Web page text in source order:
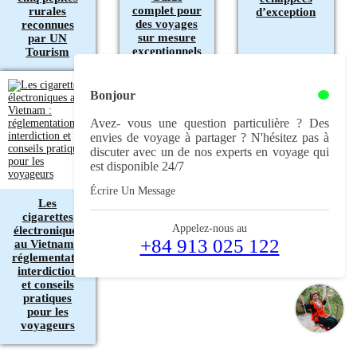
rurales
reconnues
par UN
Tourism
complet pour
des voyages
sur mesure
exceptionnels
d’exception
Les
cigarettes
électroniques
au Vietnam :
réglementation,
interdiction
et conseils
pratiques
pour les
voyageurs
Bonjour
Avez- vous une question particulière ? Des
envies de voyage à partager ? N'hésitez pas à
discuter avec un de nos experts en voyage qui
est disponible 24/7
Écrire Un Message
Appelez-nous au
+84 913 025 122